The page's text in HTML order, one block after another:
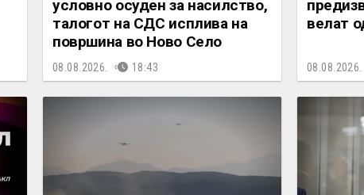
условно осуден за насилство,
талогот на СДС исплива на
површина во Ново Село
08.08.2026. 18:43
велат
08.08.2026.